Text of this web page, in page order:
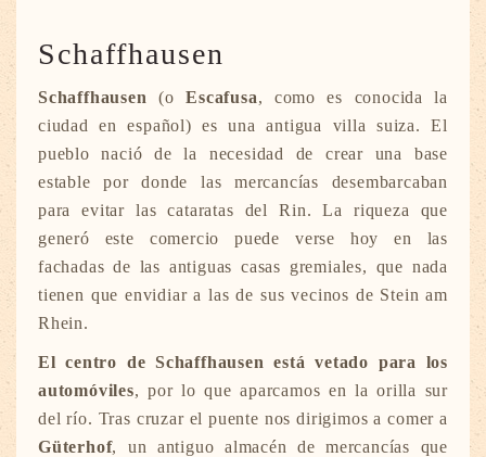
Schaffhausen
Schaffhausen (oEscafusa, como es conocida la
ciudad en español) es una antigua villa suiza. El
pueblo nació de la necesidad de crear una base
estable por donde las mercancías desembarcaban
para evitar las cataratas del Rin. La riqueza que
generó este comercio puede verse hoy en las
fachadas de las antiguas casas gremiales, que nada
tienen que envidiar a las de sus vecinos de Stein am
Rhein.
El centro de Schaffhausen está vetado para los
automóviles, por lo que aparcamos en la orilla sur
del río. Tras cruzar el puente nos dirigimos a comer a
Güterhof, un antiguo almacén de mercancías que